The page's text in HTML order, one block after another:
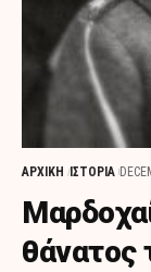
ΑΡΧΙΚΗ ΙΣΤΟΡΙΑ
θάνατος